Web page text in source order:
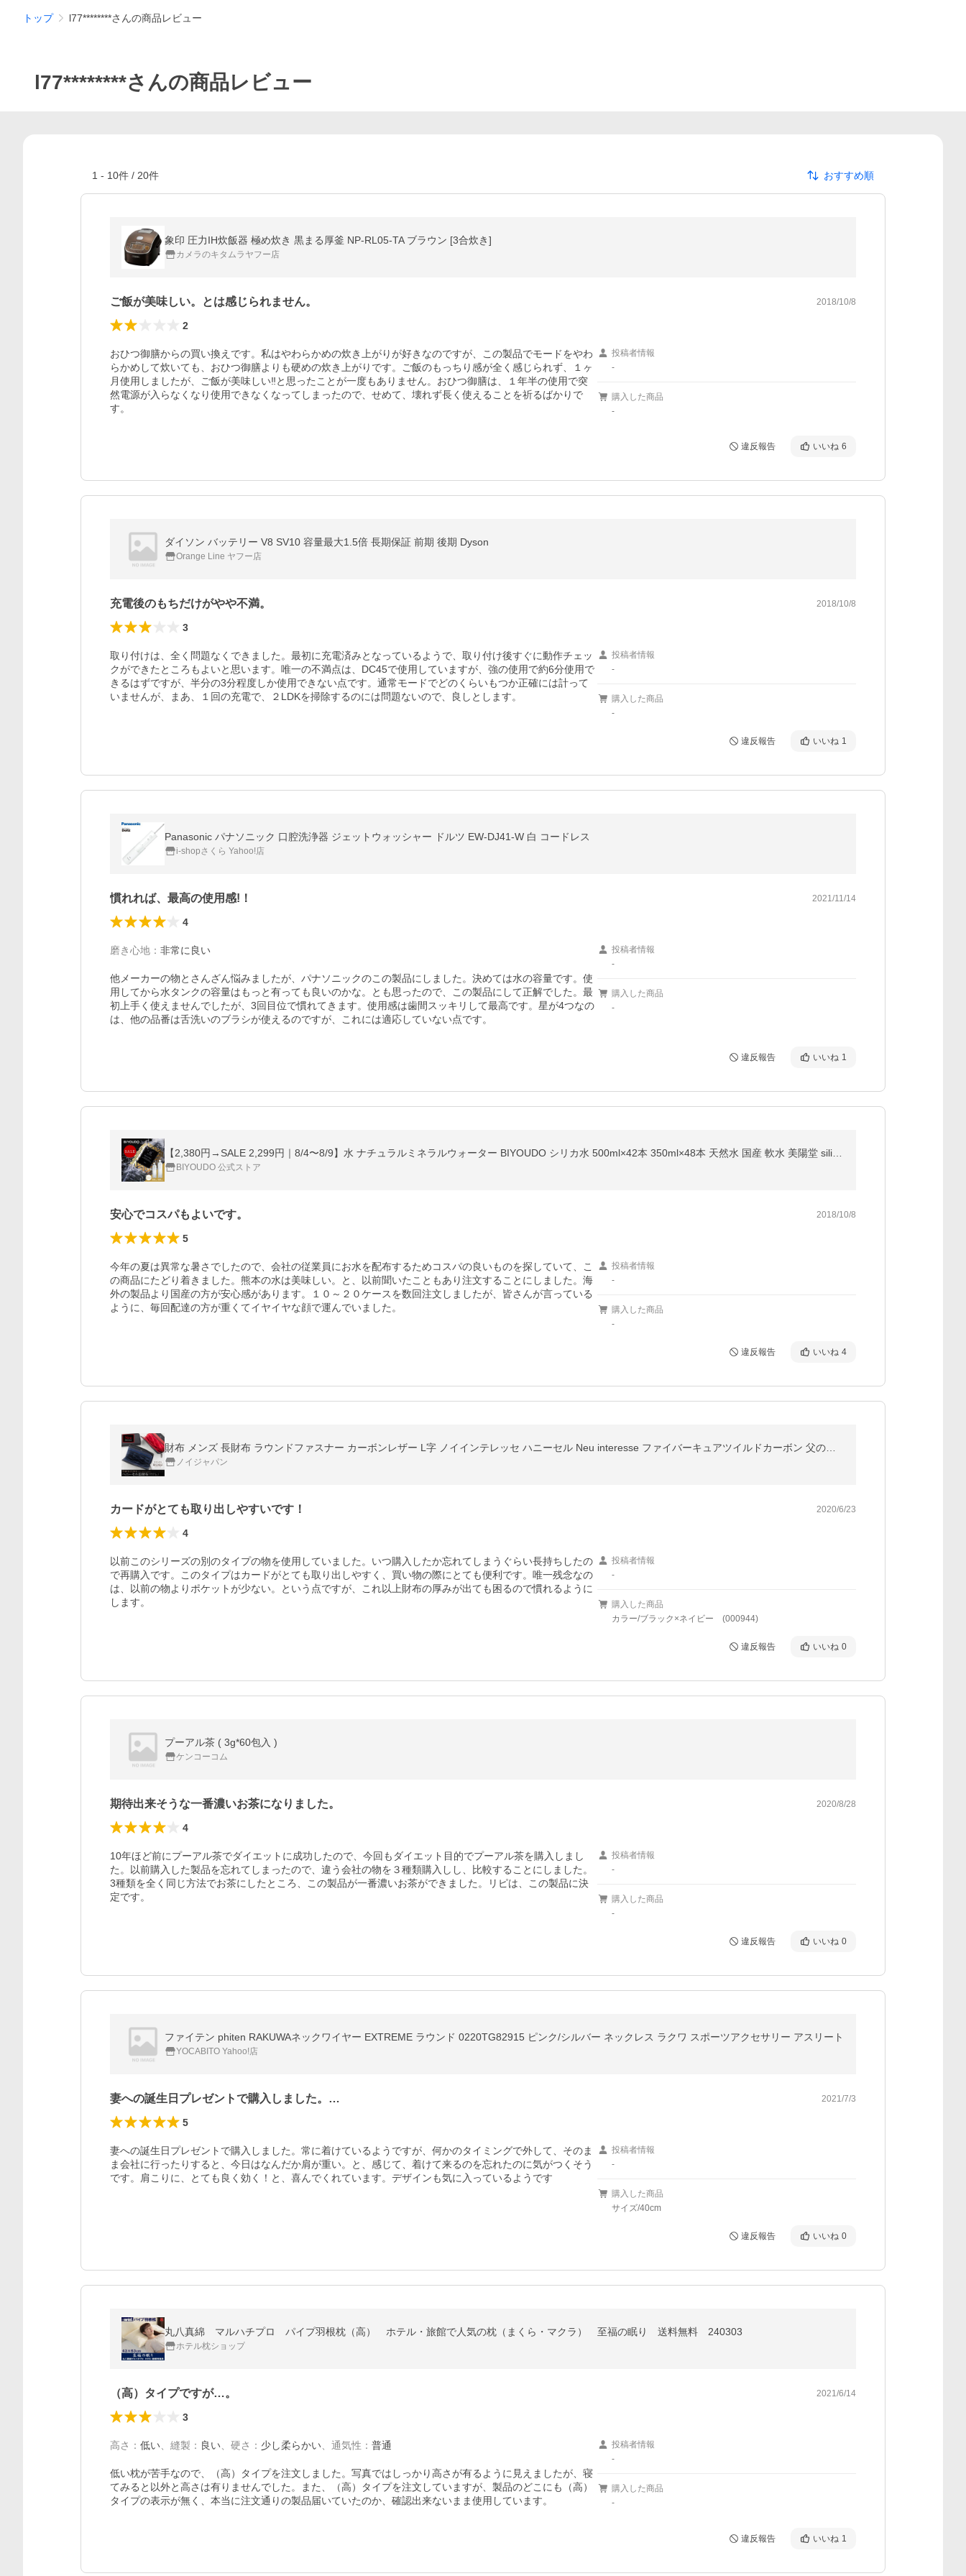
トップ l77********さんの商品レビュー
l77********さんの商品レビュー
1 - 10件 / 20件 おすすめ順
象印 圧力IH炊飯器 極め炊き 黒まる厚釜 NP-RL05-TA ブラウン [3合炊き]
カメラのキタムラヤフー店
ご飯が美味しい。とは感じられません。 2018/10/8
2
おひつ御膳からの買い換えです。私はやわらかめの炊き上がりが好きなのですが、この製品でモードをやわ
らかめして炊いても、おひつ御膳よりも硬めの炊き上がりです。ご飯のもっちり感が全く感じられず、１ヶ
月使用しましたが、ご飯が美味しい‼と思ったことが一度もありません。おひつ御膳は、１年半の使用で突
然電源が入らなくなり使用できなくなってしまったので、せめて、壊れず長く使えることを祈るばかりで
す。
投稿者情報
-
購入した商品
-
違反報告 いいね 6
ダイソン バッテリー V8 SV10 容量最大1.5倍 長期保証 前期 後期 Dyson
Orange Line ヤフー店
充電後のもちだけがやや不満。 2018/10/8
3
取り付けは、全く問題なくできました。最初に充電済みとなっているようで、取り付け後すぐに動作チェッ
クができたところもよいと思います。唯一の不満点は、DC45で使用していますが、強の使用で約6分使用で
きるはずですが、半分の3分程度しか使用できない点です。通常モードでどのくらいもつか正確には計って
いませんが、まあ、１回の充電で、２LDKを掃除するのには問題ないので、良しとします。
投稿者情報
-
購入した商品
-
違反報告 いいね 1
Panasonic パナソニック 口腔洗浄器 ジェットウォッシャー ドルツ EW-DJ41-W 白 コードレス
i-shopさくら Yahoo!店
慣れれば、最高の使用感!！ 2021/11/14
4
磨き心地 ： 非常に良い
他メーカーの物とさんざん悩みましたが、パナソニックのこの製品にしました。決めては水の容量です。使
用してから水タンクの容量はもっと有っても良いのかな。とも思ったので、この製品にして正解でした。最
初上手く使えませんでしたが、3回目位で慣れてきます。使用感は歯間スッキリして最高です。星が4つなの
は、他の品番は舌洗いのブラシが使えるのですが、これには適応していない点です。
投稿者情報
-
購入した商品
-
違反報告 いいね 1
BIYOUDO 公式ストア
安心でコスパもよいです。 2018/10/8
5
今年の夏は異常な暑さでしたので、会社の従業員にお水を配布するためコスパの良いものを探していて、こ
の商品にたどり着きました。熊本の水は美味しい。と、以前聞いたこともあり注文することにしました。海
外の製品より国産の方が安心感があります。１０～２０ケースを数回注文しましたが、皆さんが言っている
ように、毎回配達の方が重くてイヤイヤな顔で運んでいました。
投稿者情報
-
購入した商品
-
違反報告 いいね 4
ノイジャパン
カードがとても取り出しやすいです！ 2020/6/23
4
以前このシリーズの別のタイプの物を使用していました。いつ購入したか忘れてしまうぐらい長持ちしたの
で再購入です。このタイプはカードがとても取り出しやすく、買い物の際にとても便利です。唯一残念なの
は、以前の物よりポケットが少ない。という点ですが、これ以上財布の厚みが出ても困るので慣れるように
します。
投稿者情報
-
購入した商品
カラー/ブラック×ネイビー (000944)
違反報告 いいね 0
プーアル茶 ( 3g*60包入 )
ケンコーコム
期待出来そうな一番濃いお茶になりました。 2020/8/28
4
10年ほど前にプーアル茶でダイエットに成功したので、今回もダイエット目的でプーアル茶を購入しまし
た。以前購入した製品を忘れてしまったので、違う会社の物を３種類購入しし、比較することにしました。
3種類を全く同じ方法でお茶にしたところ、この製品が一番濃いお茶ができました。リピは、この製品に決
定です。
投稿者情報
-
購入した商品
-
違反報告 いいね 0
ファイテン phiten RAKUWAネックワイヤー EXTREME ラウンド 0220TG82915 ピンク/シルバー ネックレス ラクワ スポーツアクセサリー アスリート
YOCABITO Yahoo!店
妻への誕生日プレゼントで購入しました。… 2021/7/3
5
妻への誕生日プレゼントで購入しました。常に着けているようですが、何かのタイミングで外して、そのま
ま会社に行ったりすると、今日はなんだか肩が重い。と、感じて、着けて来るのを忘れたのに気がつくそう
です。肩こりに、とても良く効く！と、喜んでくれています。デザインも気に入っているようです
投稿者情報
-
購入した商品
サイズ/40cm
違反報告 いいね 0
丸八真綿 マルハチプロ パイプ羽根枕（高） ホテル・旅館で人気の枕（まくら・マクラ） 至福の眠り 送料無料 240303
ホテル枕ショップ
（高）タイプですが…。 2021/6/14
3
高さ ： 低い 縫製 ： 良い 硬さ ： 少し柔らかい 通気性 ： 普通
低い枕が苦手なので、（高）タイプを注文しました。写真ではしっかり高さが有るように見えましたが、寝
てみると以外と高さは有りませんでした。また、（高）タイプを注文していますが、製品のどこにも（高）
タイプの表示が無く、本当に注文通りの製品届いていたのか、確認出来ないまま使用しています。
投稿者情報
-
購入した商品
-
違反報告 いいね 1